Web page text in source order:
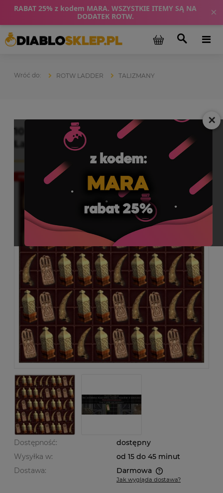
RABAT 25% z kodem MARA. WSZYSTKIE ITEMY SĄ NA
DODATEK ROTW.
×
ROTW LADDER TALIZMANY
✕
10 x UNID Torch Pochodnia ROTW
Ladder D2R Diablo 2
PROMOCJA
Dostępność:
dostępny
Wysyłka w:
od 15 do 45 minut
Dostawa:
Darmowa
Cena nie zawiera ewentualnych kosztów płatności
Jak wygląda dostawa?